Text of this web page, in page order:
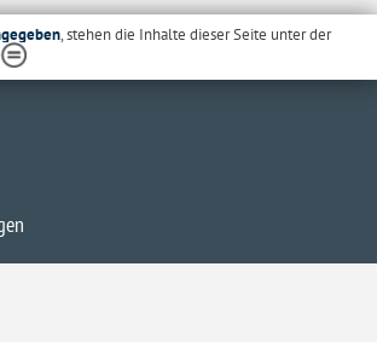
, stehen die Inhalte dieser Seite unter der